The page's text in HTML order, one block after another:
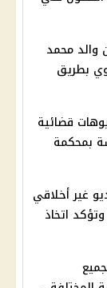
والد محمد
بطريق
أمام 3 سيناريوهات قضائية
بمحكمة
غير أخلاقي
اتخاذ
الأهلي 2025 لجميع